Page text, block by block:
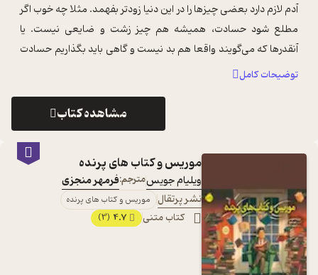
آدم لازم دارد بعضی چیزها را در این دنیا زودتر بفهمد. مثلا چه خوب اگر
مطلع شود حسادت، همیشه هم چیز زشت و ضایعی نیست. یا
آنقدرها که می‌گویند واقعا هم بد نیست و گاهی باید بگذاریم حسادت
هم مثل مهربانی از ...
توضیحات کامل
مشاهده کتاب
موریس و کتاب های پرنده
ویلیام جویسمترجم:فرمهر منجزی
نشر پرتقال
موریس و کتاب های پرنده
کتاب متنی 4.7
(3)